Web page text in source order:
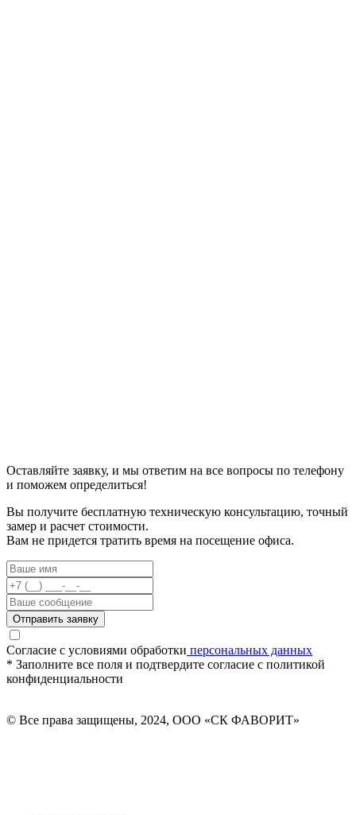
Оставляйте заявку, и мы ответим на все вопросы по телефону
и поможем определиться!
Вы получите бесплатную техническую консультацию, точный
замер и расчет стоимости.
Вам не придется тратить время на посещение офиса.
Согласие с условиями обработки персональных данных
* Заполните все поля и подтвердите согласие с политикой
конфиденциальности
© Все права защищены, 2024, ООО «СК ФАВОРИТ»